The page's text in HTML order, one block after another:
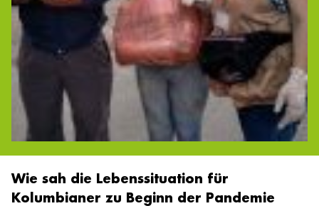
Wie sah die Lebenssituation für
Kolumbianer zu Beginn der Pandemie